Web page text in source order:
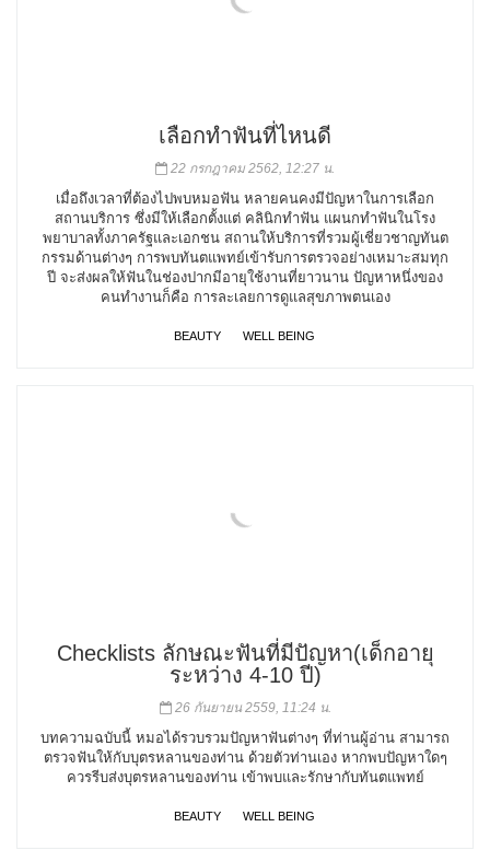
เลือกทำฟันที่ไหนดี
22 กรกฎาคม 2562, 12:27 น.
เมื่อถึงเวลาที่ต้องไปพบหมอฟัน หลายคนคงมีปัญหาในการเลือก
สถานบริการ ซึ่งมีให้เลือกตั้งแต่ คลินิกทำฟัน แผนกทำฟันในโรง
พยาบาลทั้งภาครัฐและเอกชน สถานให้บริการที่รวมผู้เชี่ยวชาญทันต
กรรมด้านต่างๆ การพบทันตแพทย์เข้ารับการตรวจอย่างเหมาะสมทุก
ปี จะส่งผลให้ฟันในช่องปากมีอายุใช้งานที่ยาวนาน ปัญหาหนึ่งของ
คนทำงานก็คือ การละเลยการดูแลสุขภาพตนเอง
BEAUTY WELL BEING
Checklists ลักษณะฟันที่มีปัญหา(เด็กอายุ
ระหว่าง 4-10 ปี)
26 กันยายน 2559, 11:24 น.
บทความฉบับนี้ หมอได้รวบรวมปัญหาฟันต่างๆ ที่ท่านผู้อ่าน สามารถ
ตรวจฟันให้กับบุตรหลานของท่าน ด้วยตัวท่านเอง หากพบปัญหาใดๆ
ควรรีบส่งบุตรหลานของท่าน เข้าพบและรักษากับทันตแพทย์
BEAUTY WELL BEING